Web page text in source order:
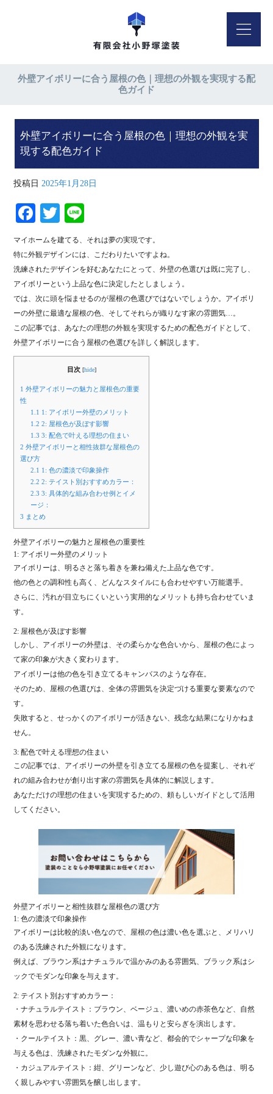
外壁アイボリーに合う屋根の色｜理想の外観を実現する配
色ガイド
外壁アイボリーに合う屋根の色｜理想の外観を実
現する配色ガイド
投稿日 2025年1月28日
Fa
ce
bo
ok
T
wi
tte
r
ne
マイホームを建てる、それは夢の実現です。
特に外観デザインには、こだわりたいですよね。
洗練されたデザインを好むあなたにとって、外壁の色選びは既に完了し、
アイボリーという上品な色に決定したとしましょう。
では、次に頭を悩ませるのが屋根の色選びではないでしょうか。アイボリ
ーの外壁に最適な屋根の色、そしてそれらが織りなす家の雰囲気…。
この記事では、あなたの理想の外観を実現するための配色ガイドとして、
外壁アイボリーに合う屋根の色選びを詳しく解説します。
目次 [hide]
1 外壁アイボリーの魅力と屋根色の重要
性
1.1 1: アイボリー外壁のメリット
1.2 2: 屋根色が及ぼす影響
1.3 3: 配色で叶える理想の住まい
2 外壁アイボリーと相性抜群な屋根色の
選び方
2.1 1: 色の濃淡で印象操作
2.2 2: テイスト別おすすめカラー：
2.3 3: 具体的な組み合わせ例とイメ
ージ：
3 まとめ
外壁アイボリーの魅力と屋根色の重要性
1: アイボリー外壁のメリット
アイボリーは、明るさと落ち着きを兼ね備えた上品な色です。
他の色との調和性も高く、どんなスタイルにも合わせやすい万能選手。
さらに、汚れが目立ちにくいという実用的なメリットも持ち合わせていま
す。
2: 屋根色が及ぼす影響
しかし、アイボリーの外壁は、その柔らかな色合いから、屋根の色によっ
て家の印象が大きく変わります。
アイボリーは他の色を引き立てるキャンバスのような存在。
そのため、屋根の色選びは、全体の雰囲気を決定づける重要な要素なので
す。
失敗すると、せっかくのアイボリーが活きない、残念な結果になりかねま
せん。
3: 配色で叶える理想の住まい
この記事では、アイボリーの外壁を引き立てる屋根の色を提案し、それぞ
れの組み合わせが創り出す家の雰囲気を具体的に解説します。
あなただけの理想の住まいを実現するための、頼もしいガイドとして活用
してください。
外壁アイボリーと相性抜群な屋根色の選び方
1: 色の濃淡で印象操作
アイボリーは比較的淡い色なので、屋根の色は濃い色を選ぶと、メリハリ
のある洗練された外観になります。
例えば、ブラウン系はナチュラルで温かみのある雰囲気、ブラック系はシ
ックでモダンな印象を与えます。
2: テイスト別おすすめカラー：
・ナチュラルテイスト：ブラウン、ベージュ、濃いめの赤茶色など、自然
素材を思わせる落ち着いた色合いは、温もりと安らぎを演出します。
・クールテイスト：黒、グレー、濃い青など、都会的でシャープな印象を
与える色は、洗練されたモダンな外観に。
・カジュアルテイスト：紺、グリーンなど、少し遊び心のある色は、明る
く親しみやすい雰囲気を醸し出します。